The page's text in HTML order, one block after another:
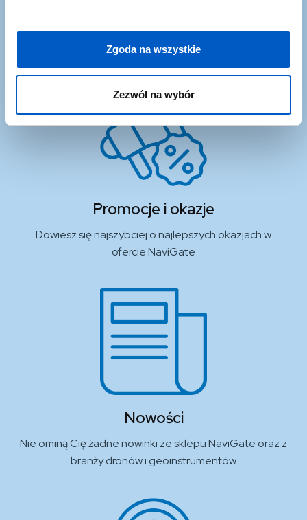
Zgoda na wszystkie
Zezwól na wybór
zapisując się?
Promocje i okazje
Dowiesz się najszybciej o najlepszych okazjach w
ofercie NaviGate
Nowości
Nie ominą Cię żadne nowinki ze sklepu NaviGate oraz z
branży dronów i geoinstrumentów